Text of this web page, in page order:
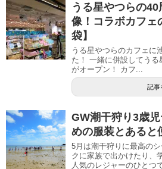
うる星やつらの
像！コラボカフェ
袋】
うる星やつらのカフェに
た！ 一緒に併設してう
がオープン！ カフ...
記事
GW潮干狩り3歳
めの服装とあると
5月は潮干狩りに最高の
クに家族で出かけたり、
人気のレジャーのひとつ